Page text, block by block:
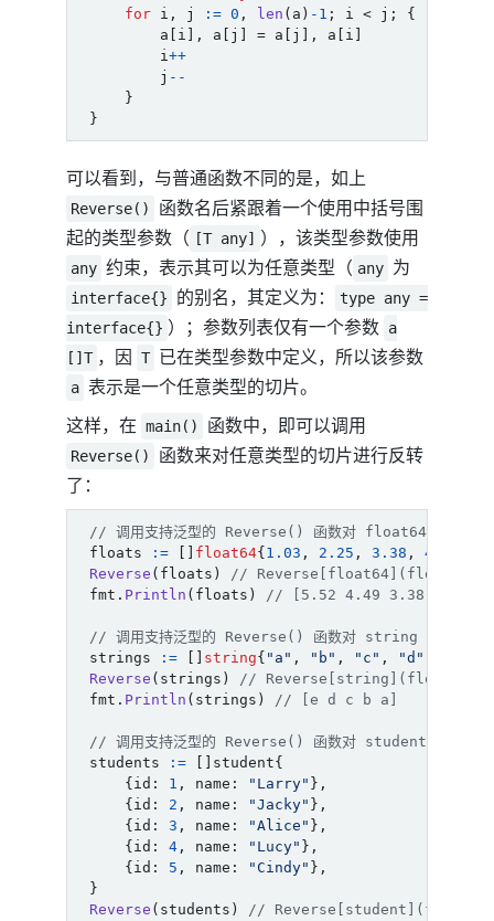
for i , j := 0 , len ( a ) - 1 ; i < j ;
{
a
i ], a j = a j ], a i
i++
j --
}
}
可以看到，与普通函数不同的是，如上
Reverse()
函数名后紧跟着一个使用中括号围
起的类型参数（ [T any] ），该类型参数使用
any 约束，表示其可以为任意类型（ any 为
interface{} 的别名，其定义为：
type any =
interface{} ）；参数列表仅有一个参数 a
[]T ，因 T 已在类型参数中定义，所以该参数
a 表示是一个任意类型的切片。
这样，在 main() 函数中，即可以调用
Reverse()
函数来对任意类型的切片进行反转
了：
// 调用支持泛型的 Reverse() 函数对 float64 切片进行
floats
:= float64{ 1.03 , 2.25 , 3.38 , 4.49
Reverse ( floats )
// Reverse[float64](floats)
fmt . Println ( floats ) // [5.52 4.49 3.38 2.25
// 调用支持泛型的 Reverse() 函数对 string 切片进行
strings
:= string{ "a" , "b" , "c" , "d"
Reverse ( strings )
// Reverse[string](floats)
fmt . Println ( strings ) // [e d c b a]
// 调用支持泛型的 Reverse() 函数对 student 切片进行
students
:= student{
{ id : 1 , name : "Larry" },
{ id : 2 , name : "Jacky" },
{ id : 3 , name : "Alice" },
{ id : 4 , name : "Lucy" },
{ id : 5 , name : "Cindy" },
}
Reverse ( students )
// Reverse[student](floats)